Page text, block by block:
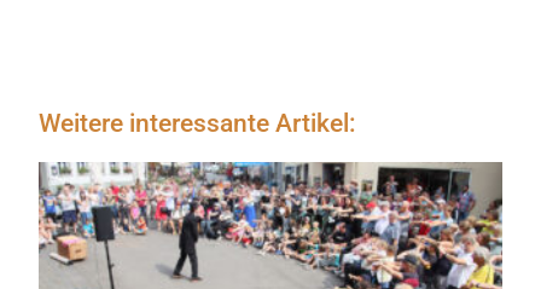
Weitere interessante Artikel: